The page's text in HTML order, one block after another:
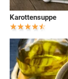
Karottensuppe